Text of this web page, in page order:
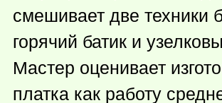
смешивает две техники
горячий батик и
Мастер оценивает
платка как работу